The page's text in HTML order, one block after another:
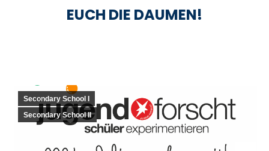
EUCH DIE DAUMEN!
Secondary School I
Secondary School II